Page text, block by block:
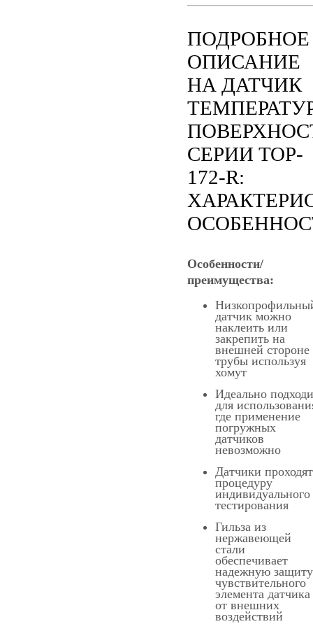
ПОДРОБНОЕ
ОПИСАНИЕ
НА ДАТЧИК
СЕРИИ TOP-
172-R:
Особенности/
преимущества:
датчик можно
наклеить или
закрепить на
внешней стороне
трубы используя
хомут
Идеально
для
где применение
погружных
датчиков
невозможно
Датчики проходят
процедуру
индивидуального
тестирования
Гильза из
нержавеющей
стали
обеспечивает
надежную защиту
чувствительного
элемента датчика
от внешних
воздействий